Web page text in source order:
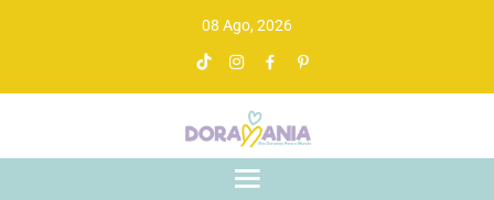
08 Ago, 2026
Doramania
De drama asiático a gente entende